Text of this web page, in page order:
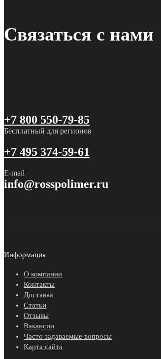
Связаться с нами
+7 800 550-79-85
Бесплатный для регионов
+7 495 374-59-61
E-mail
info@rosspolimer.ru
Информация
О компании
Контакты
Доставка
Статьи
Отзывы
Вакансии
Часто задаваемые вопросы
Карта сайта